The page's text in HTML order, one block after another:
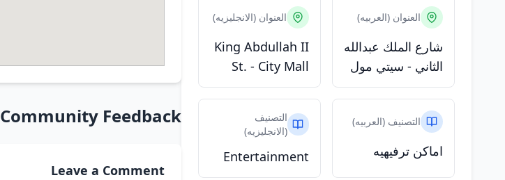
العنوان (العربيه)
شارع الملك عبدالله
الثاني - سيتي مول
العنوان (الانجليزيه)
King Abdullah II
St. - City Mall
التصنيف (العربيه)
اماكن ترفيهيه
التصنيف
(الانجليزيه)
Entertainment
Community Feedback
Leave a Comment